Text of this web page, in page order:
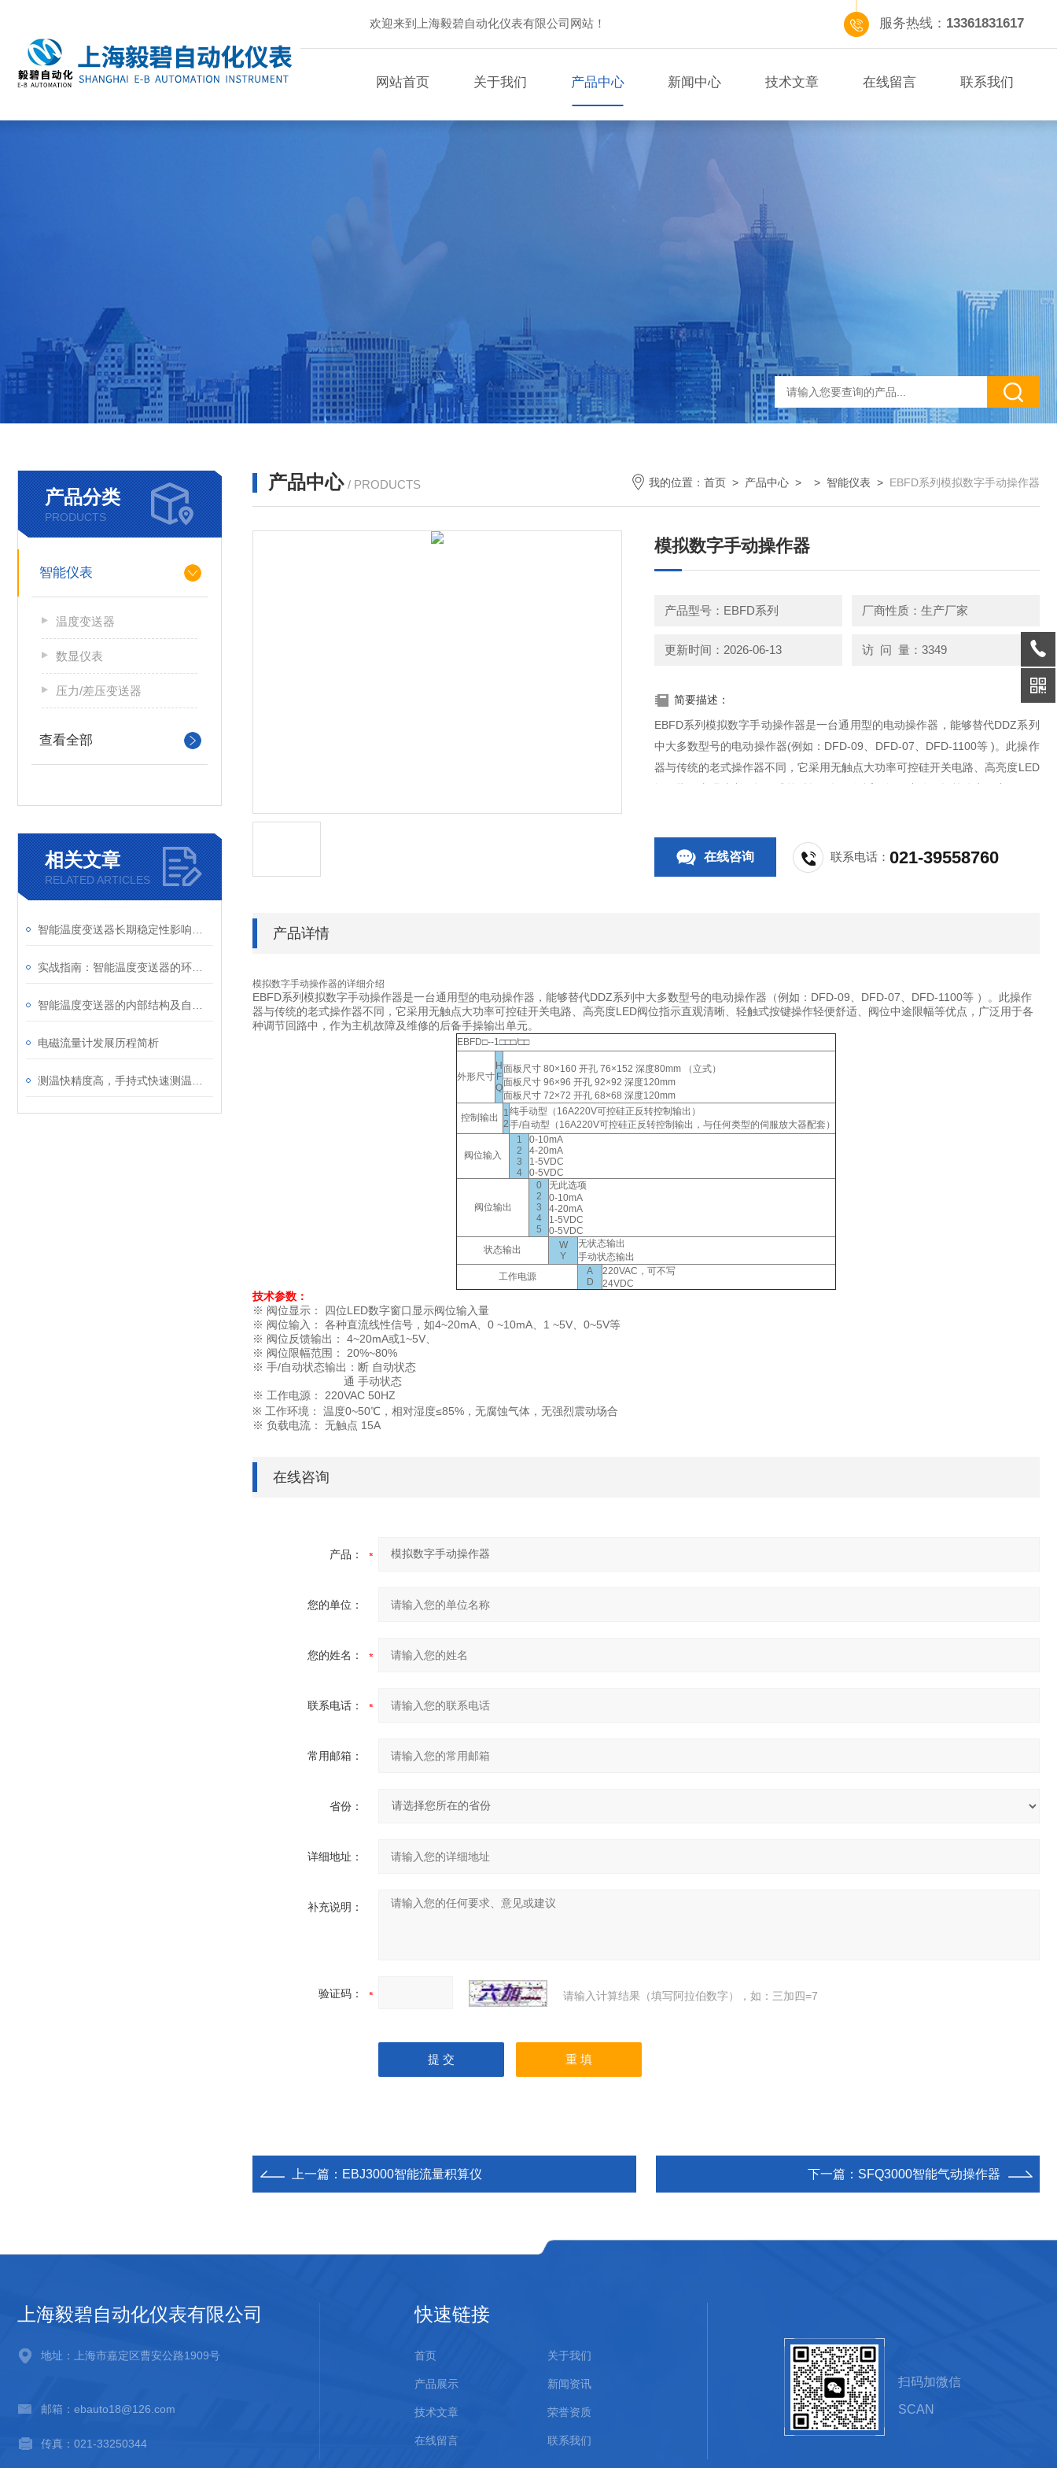
欢迎来到上海毅碧自动化仪表有限公司网站！ 服务热线： 13361831617
网站首页 关于我们 产品中心 新闻中心 技术文章 在线留言 联系我们
产品分类
PRODUCTS
智能仪表
温度变送器
数显仪表
压力/差压变送器
查看全部
相关文章
RELATED ARTICLES
电磁流量计发展历程简析
产品中心 / PRODUCTS 我的位置： 首页 > 产品中心 > > 智能仪表 > EBFD系列模拟数字手动操作器
模拟数字手动操作器
产品型号：EBFD系列 厂商性质：生产厂家
更新时间：2026-06-13 访 问 量：3349
简要描述：
EBFD系列模拟数字手动操作器是一台通用型的电动操作器，能够替代DDZ系列
中大多数型号的电动操作器(例如：DFD-09、DFD-07、DFD-1100等 )。此操作
器与传统的老式操作器不同，它采用无触点大功率可控硅开关电路、高亮度LED
阀位指示直观清晰、轻触式按键操作轻便舒适、阀位中途限幅等优点，广泛用于
在线咨询 联系电话：021-39558760
产品详情
模拟数字手动操作器的详细介绍
EBFD系列模拟数字手动操作器是一台通用型的电动操作器，能够替代DDZ系列中大多数型号的电动操作器（例如：DFD-09、DFD-07、DFD-1100等 ）。此操作
器与传统的老式操作器不同，它采用无触点大功率可控硅开关电路、高亮度LED阀位指示直观清晰、轻触式按键操作轻便舒适、阀位中途限幅等优点，广泛用于各
种调节回路中，作为主机故障及维修的后备手操输出单元。
EBFD□--1□□□/□□
外形尺寸
H
F
Q
面板尺寸 80×160 开孔 76×152 深度80mm （立式）
面板尺寸 96×96 开孔 92×92 深度120mm
面板尺寸 72×72 开孔 68×68 深度120mm
控制输出
1
2
纯手动型（16A220V可控硅正反转控制输出）
手/自动型（16A220V可控硅正反转控制输出，与任何类型的伺服放大器配套）
阀位输入
1
2
3
4
0-10mA
4-20mA
1-5VDC
0-5VDC
阀位输出
0
2
3
4
5
无此选项
0-10mA
4-20mA
1-5VDC
0-5VDC
状态输出
W
Y
无状态输出
手动状态输出
工作电源
A
D
220VAC，可不写
24VDC
技术参数：
※ 阀位显示： 四位LED数字窗口显示阀位输入量
※ 阀位输入： 各种直流线性信号，如4~20mA、0 ~10mA、1 ~5V、0~5V等
※ 阀位反馈输出： 4~20mA或1~5V、
※ 阀位限幅范围： 20%~80%
※ 手/自动状态输出：断 自动状态
通 手动状态
※ 工作电源： 220VAC 50HZ
※ 工作环境： 温度0~50℃，相对湿度≤85%，无腐蚀气体，无强烈震动场合
※ 负载电流： 无触点 15A
在线咨询
产品：
您的单位：
您的姓名：
联系电话：
常用邮箱：
省份：
详细地址：
补充说明：
验证码： 请输入计算结果（填写阿拉伯数字），如：三加四=7
上一篇： EBJ3000智能流量积算仪 下一篇： SFQ3000智能气动操作器
上海毅碧自动化仪表有限公司
地址：上海市嘉定区曹安公路1909号
邮箱：ebauto18@126.com
传真：021-33250344
快速链接
首页 关于我们
产品展示 新闻资讯
技术文章 荣誉资质
在线留言 联系我们
扫码加微信
SCAN